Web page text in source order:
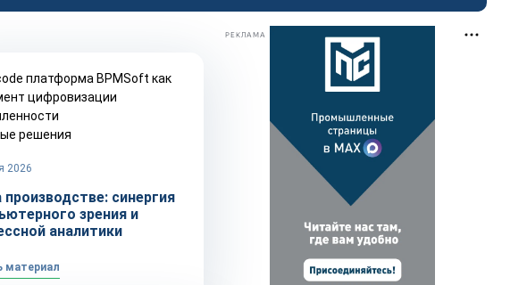
решения
2026
производстве: синергия
зрения и
аналитики
материал
РЕКЛАМА